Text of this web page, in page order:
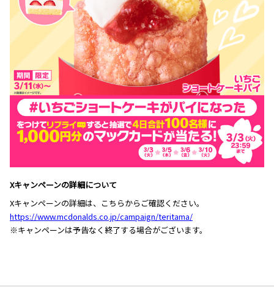
Xキャンペーンの詳細について
Xキャンペーンの詳細は、こちらからご確認ください。
https://www.mcdonalds.co.jp/campaign/teritama/
※キャンペーンは予告なく終了する場合がございます。